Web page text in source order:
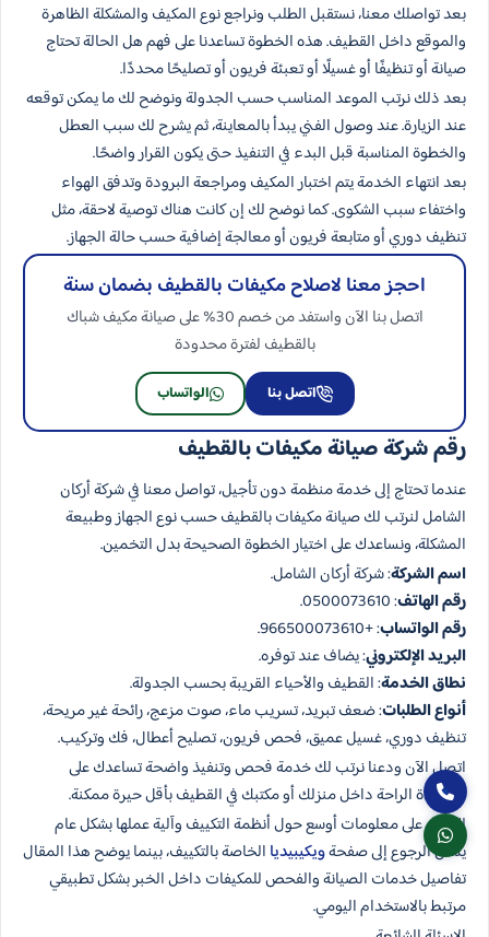
بعد تواصلك معنا، نستقبل الطلب ونراجع نوع المكيف والمشكلة الظاهرة
والموقع داخل القطيف. هذه الخطوة تساعدنا على فهم هل الحالة تحتاج
صيانة أو تنظيفًا أو غسيلًا أو تعبئة فريون أو تصليحًا محددًا.
بعد ذلك نرتب الموعد المناسب حسب الجدولة ونوضح لك ما يمكن توقعه
عند الزيارة. عند وصول الفني يبدأ بالمعاينة، ثم يشرح لك سبب العطل
والخطوة المناسبة قبل البدء في التنفيذ حتى يكون القرار واضحًا.
بعد انتهاء الخدمة يتم اختبار المكيف ومراجعة البرودة وتدفق الهواء
واختفاء سبب الشكوى. كما نوضح لك إن كانت هناك توصية لاحقة، مثل
تنظيف دوري أو متابعة فريون أو معالجة إضافية حسب حالة الجهاز.
احجز معنا لاصلاح مكيفات​ بالقطيف بضمان سنة
اتصل بنا الآن واستفد من خصم 30% على صيانة مكيف شباك
بالقطيف لفترة محدودة
اتصل بنا الواتساب
رقم شركة صيانة مكيفات بالقطيف
عندما تحتاج إلى خدمة منظمة دون تأجيل، تواصل معنا في شركة أركان
الشامل لنرتب لك صيانة مكيفات بالقطيف حسب نوع الجهاز وطبيعة
المشكلة، ونساعدك على اختيار الخطوة الصحيحة بدل التخمين.
اسم الشركة: شركة أركان الشامل.
رقم الهاتف: 0500073610.
رقم الواتساب: +966500073610.
البريد الإلكتروني: يضاف عند توفره.
نطاق الخدمة: القطيف والأحياء القريبة بحسب الجدولة.
أنواع الطلبات: ضعف تبريد، تسريب ماء، صوت مزعج، رائحة غير مريحة،
تنظيف دوري، غسيل عميق، فحص فريون، تصليح أعطال، فك وتركيب.
اتصل الآن ودعنا نرتب لك خدمة فحص وتنفيذ واضحة تساعدك على
استعادة الراحة داخل منزلك أو مكتبك في القطيف بأقل حيرة ممكنة.
للاطلاع على معلومات أوسع حول أنظمة التكييف وآلية عملها بشكل عام
يمكن الرجوع إلى صفحةويكيبيديا الخاصة بالتكييف، بينما يوضح هذا المقال
تفاصيل خدمات الصيانة والفحص للمكيفات داخل الخبر بشكل تطبيقي
مرتبط بالاستخدام اليومي.